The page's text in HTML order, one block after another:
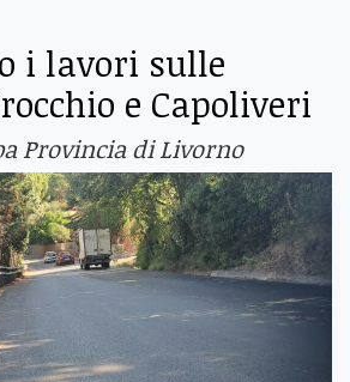
i lavori sulle
e Capoliveri
Provincia di Livorno